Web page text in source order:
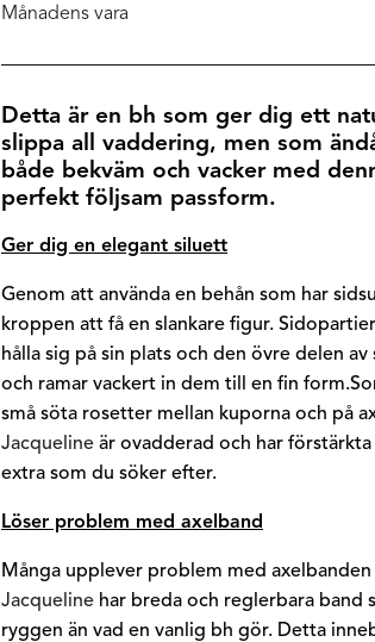
Månadens vara
Detta är en bh som ger dig ett
slippa all vaddering, men som
både bekväm och vacker med
perfekt följsam passform.
Ger dig en elegant siluett
Genom att använda en behån som har
kroppen att få en slankare figur.
hålla sig på sin plats och den övre delen
och ramar vackert in dem till en fin form.
små söta rosetter mellan kuporna och på
Jacqueline är ovadderad och har
extra som du söker efter.
Löser problem med axelband
Många upplever problem med axelbanden
Jacqueline har breda och reglerbara band
ryggen än vad en vanlig bh gör. Detta